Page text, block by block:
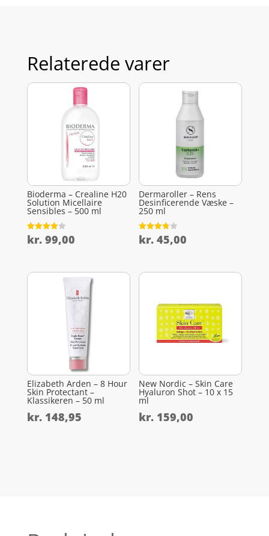
Relaterede varer
Bioderma – Crealine H20
Solution Micellaire
Sensibles – 500 ml
Vurderet
4
kr.99,00
Dermaroller – Rens
Desinficerende Væske –
250 ml
Vurderet
3.8
kr. 45,00
Elizabeth Arden – 8 Hour
Skin Protectant –
Klassikeren – 50 ml
kr.148,95
New Nordic – Skin Care
Hyaluron Shot – 10 x 15
ml
kr. 159,00